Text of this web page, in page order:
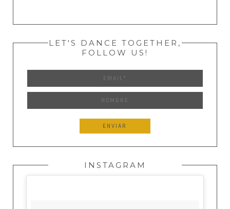
LET'S DANCE TOGETHER,
FOLLOW US!
INSTAGRAM